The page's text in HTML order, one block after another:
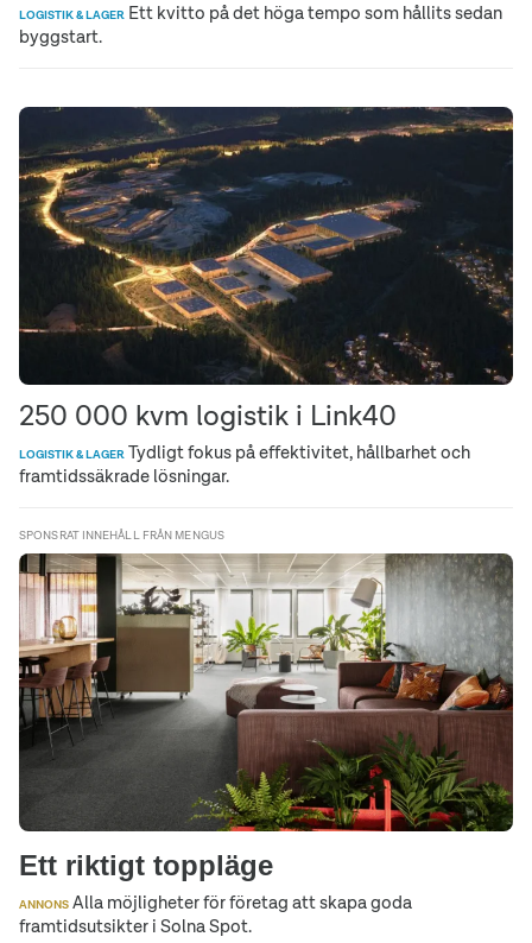
LOGISTIK & LAGER Ett kvitto på det höga tempo som hållits sedan
byggstart.
250 000 kvm logistik i Link40
LOGISTIK & LAGER Tydligt fokus på effektivitet, hållbarhet och
framtidssäkrade lösningar.
SPONSRAT INNEHÅLL FRÅN MENGUS
Ett riktigt toppläge
ANNONS Alla möjligheter för företag att skapa goda
framtidsutsikter i Solna Spot.